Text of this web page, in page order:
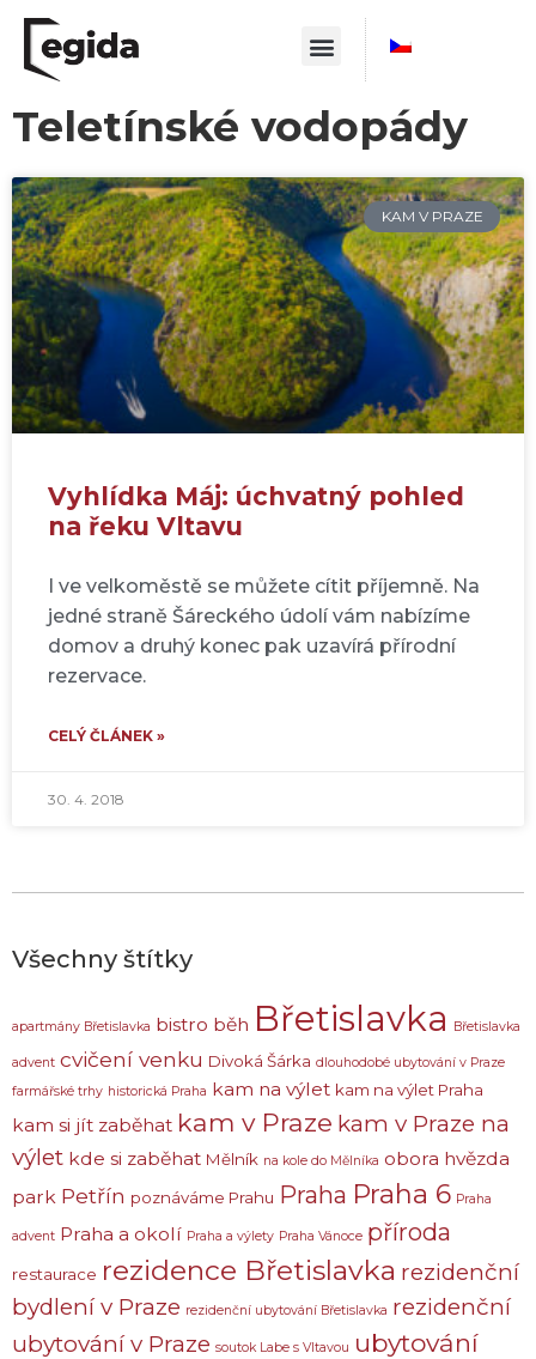
Teletínské vodopády
KAM V PRAZE
Vyhlídka Máj: úchvatný pohled
na řeku Vltavu
I ve velkoměstě se můžete cítit příjemně. Na
jedné straně Šáreckého údolí vám nabízíme
domov a druhý konec pak uzavírá přírodní
rezervace.
CELÝ ČLÁNEK »
30. 4. 2018
Všechny štítky
apartmány Břetislavka bistro běh Břetislavka Břetislavka
advent cvičení venku Divoká Šárka dlouhodobé ubytování v Praze
farmářské trhy historická Praha kam na výlet kam na výlet Praha
kam si jít zaběhat kam v Praze kam v Praze na
výlet kde si zaběhat Mělník na kole do Mělníka obora hvězda
park Petřín poznáváme Prahu Praha Praha 6 Praha
advent Praha a okolí Praha a výlety Praha Vánoce příroda
restaurace rezidence Břetislavka rezidenční
bydlení v Praze rezidenční ubytování Břetislavka rezidenční
ubytování v Praze soutok Labe s Vltavou ubytování